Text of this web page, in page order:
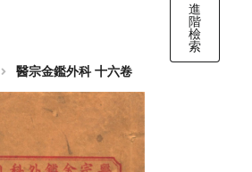
進
階
檢
索
醫宗金鑑外科 十六卷